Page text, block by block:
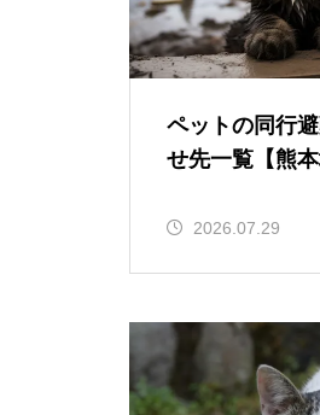
ペットの同行
せ先一覧【熊本
2026.07.29